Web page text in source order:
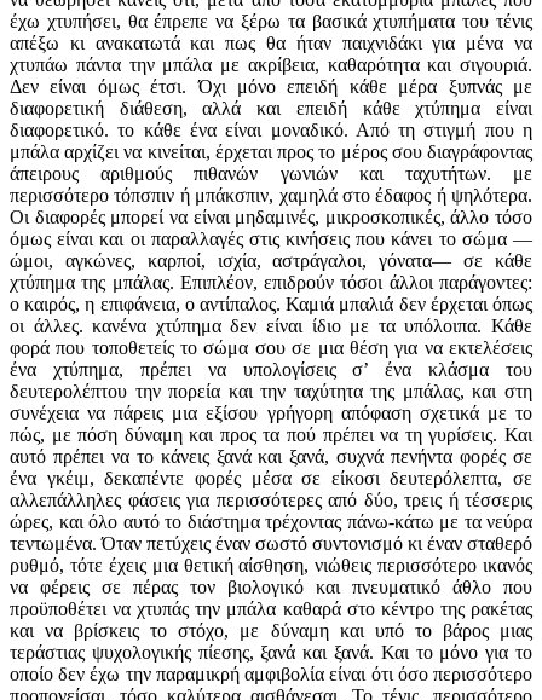
έχω χτυπήσει, θα έπρεπε να ξέρω τα βασικά χτυπήματα του τένις
απέξω κι ανακατωτά και πως θα ήταν παιχνιδάκι για μένα να
χτυπάω πάντα την μπάλα με ακρίβεια, καθαρότητα και σιγουριά.
Δεν είναι όμως έτσι. Όχι μόνο επειδή κάθε μέρα ξυπνάς με
διαφορετική διάθεση, αλλά και επειδή κάθε χτύπημα είναι
διαφορετικό. το κάθε ένα είναι μοναδικό. Από τη στιγμή που η
μπάλα αρχίζει να κινείται, έρχεται προς το μέρος σου διαγράφοντας
άπειρους αριθμούς πιθανών γωνιών και ταχυτήτων. με
περισσότερο τόπσπιν ή μπάκσπιν, χαμηλά στο έδαφος ή ψηλότερα.
Οι διαφορές μπορεί να είναι μηδαμινές, μικροσκοπικές, άλλο τόσο
όμως είναι και οι παραλλαγές στις κινήσεις που κάνει το σώμα —
ώμοι, αγκώνες, καρποί, ισχία, αστράγαλοι, γόνατα— σε κάθε
χτύπημα της μπάλας. Επιπλέον, επιδρούν τόσοι άλλοι παράγοντες:
ο καιρός, η επιφάνεια, ο αντίπαλος. Καμιά μπαλιά δεν έρχεται όπως
οι άλλες. κανένα χτύπημα δεν είναι ίδιο με τα υπόλοιπα. Κάθε
φορά που τοποθετείς το σώμα σου σε μια θέση για να εκτελέσεις
ένα χτύπημα, πρέπει να υπολογίσεις σ’ ένα κλάσμα του
δευτερολέπτου την πορεία και την ταχύτητα της μπάλας, και στη
συνέχεια να πάρεις μια εξίσου γρήγορη απόφαση σχετικά με το
πώς, με πόση δύναμη και προς τα πού πρέπει να τη γυρίσεις. Και
αυτό πρέπει να το κάνεις ξανά και ξανά, συχνά πενήντα φορές σε
ένα γκέιμ, δεκαπέντε φορές μέσα σε είκοσι δευτερόλεπτα, σε
αλλεπάλληλες φάσεις για περισσότερες από δύο, τρεις ή τέσσερις
ώρες, και όλο αυτό το διάστημα τρέχοντας πάνω-κάτω με τα νεύρα
τεντωμένα. Όταν πετύχεις έναν σωστό συντονισμό κι έναν σταθερό
ρυθμό, τότε έχεις μια θετική αίσθηση, νιώθεις περισσότερο ικανός
να φέρεις σε πέρας τον βιολογικό και πνευματικό άθλο που
προϋποθέτει να χτυπάς την μπάλα καθαρά στο κέντρο της ρακέτας
και να βρίσκεις το στόχο, με δύναμη και υπό το βάρος μιας
τεράστιας ψυχολογικής πίεσης, ξανά και ξανά. Και το μόνο για το
οποίο δεν έχω την παραμικρή αμφιβολία είναι ότι όσο περισσότερο